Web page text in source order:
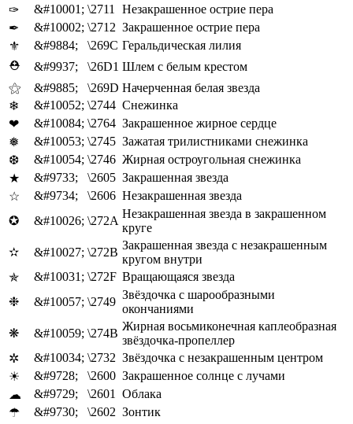
✑
&#10001; \2711
Незакрашенное острие пера
✒
&#10002; \2712 Закрашенное острие пера
⚜
&#9884; \269C Геральдическая лилия
⛑
&#9937; \26D1 Шлем с белым крестом
⚝
&#9885; \269D Начерченная белая звезда
❄
&#10052; \2744 Снежинка
❤
&#10084; \2764 Закрашенное жирное сердце
❅
&#10053; \2745 Зажатая трилистниками снежинка
❆
&#10054; \2746 Жирная остроугольная снежинка
★
&#9733; \2605 Закрашенная звезда
☆
&#9734; \2606 Незакрашенная звезда
✪
&#10026; \272A
Незакрашенная звезда в закрашенном
круге
✫
&#10027; \272B
Закрашенная звезда с незакрашенным
кругом внутри
✯
&#10031; \272F Вращающаяся звезда
❉
&#10057; \2749
Звёздочка с шарообразными
окончаниями
❋
&#10059; \274B
Жирная восьмиконечная каплеобразная
звёздочка-пропеллер
✲
&#10034; \2732 Звёздочка с незакрашенным центром
☀
&#9728; \2600 Закрашенное солнце с лучами
☁
&#9729; \2601
Облака
☂
&#9730; \2602 Зонтик